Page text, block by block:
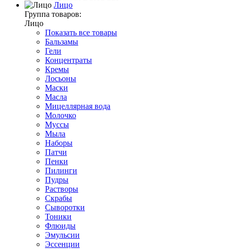
Лицо
Группа товаров:
Лицо
Показать все товары
Бальзамы
Гели
Концентраты
Кремы
Лосьоны
Маски
Масла
Мицеллярная вода
Молочко
Муссы
Мыла
Наборы
Патчи
Пенки
Пилинги
Пудры
Растворы
Скрабы
Сыворотки
Тоники
Флюиды
Эмульсии
Эссенции